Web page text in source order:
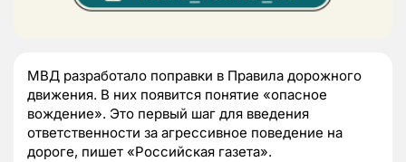
МВД разработало поправки в Правила дорожного
движения. В них появится понятие «опасное
вождение». Это первый шаг для введения
ответственности за агрессивное поведение на
дороге, пишет «Российская газета».